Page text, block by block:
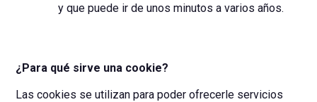
y que puede ir de unos minutos a varios años.
¿Para qué sirve una cookie?
Las cookies se utilizan para poder ofrecerle servicios